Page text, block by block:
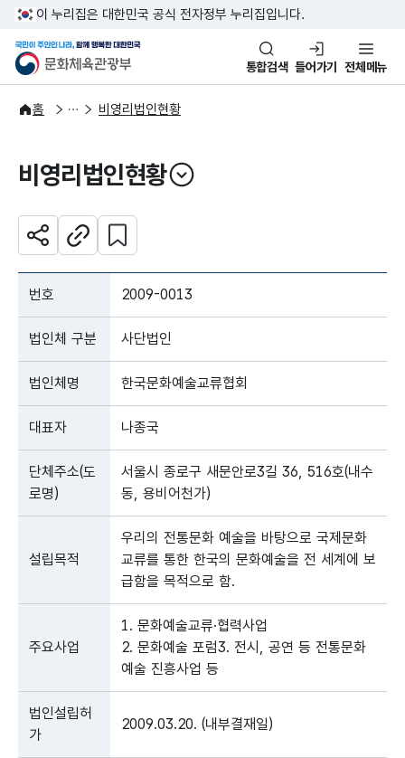
본문 바로가기
주메뉴 바로가기
이 누리집은 대한민국 공식 전자정부 누리집입니다.
문화체육관광부
국민이 주인인 나라, 함께 행복
통합검색 들어가기 전체메뉴
홈
자료공간
현황자료 비영리법인현황
비영리법인현황
열기
공유하기주소복사
관심 콘텐츠 설정하기
번호 2009-0013
법인체 구분 사단법인
법인체명 한국문화예술교류협회
대표자 나종국
단체주소(도
로명)
서울시 종로구 새문안로3길 36, 516호(내수
동, 용비어천가)
설립목적
우리의 전통문화 예술을 바탕으로 국제문화
교류를 통한 한국의 문화예술을 전 세계에 보
급함을 목적으로 함.
주요사업
1. 문화예술교류·협력사업
2. 문화예술 포럼3. 전시, 공연 등 전통문화
예술 진흥사업 등
법인설립허
가
2009.03.20. (내부결재일)